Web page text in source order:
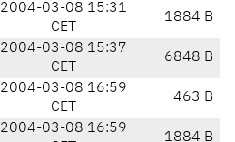
2004-03-08 15:31
CET
1884 B
2004-03-08 15:37
CET
6848 B
2004-03-08 16:59
CET
463 B
2004-03-08 16:59
1884 B